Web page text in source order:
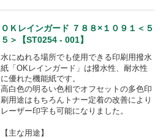
ＯＫレインガード ７８８×１０９１＜５
５＞【ST0254 - 001】
水にぬれる場所でも使用できる印刷用撥水
紙「OKレインガード」は撥水性、耐水性
に優れた機能紙です。
高白色の明るい色相でオフセットの多色印
刷用途はもちろんトナー定着の改善により
レーザー印字も可能になりました。
【主な用途】